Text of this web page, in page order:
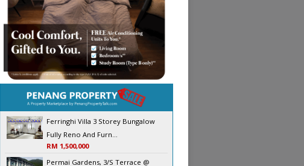
Ferringhi Villa 3 Storey Bungalow
Fully Reno And Furn...
RM 1,500,000
Permai Gardens, 3/S Terrace @